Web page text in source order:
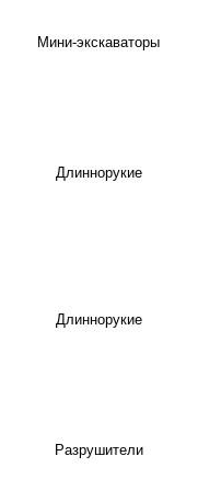
Мини-экскаваторы
Длиннорукие
Длиннорукие
Разрушители